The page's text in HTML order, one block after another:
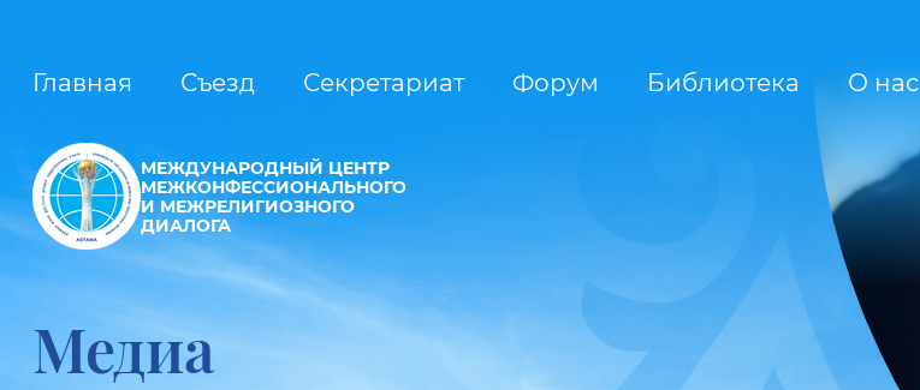
Главная Съезд Секретариат Форум Библиотека О нас
МЕЖДУНАРОДНЫЙ ЦЕНТР
МЕЖКОНФЕССИОНАЛЬНОГО
И МЕЖРЕЛИГИОЗНОГО
ДИАЛОГА
Медиа